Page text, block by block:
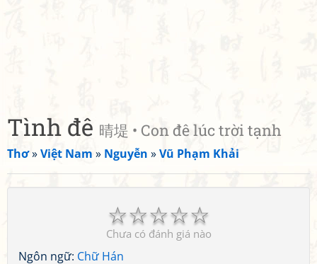
Tình đê 晴堤 • Con đê lúc trời tạnh
Thơ»Việt Nam » Nguyễn »Vũ Phạm Khải
☆
☆
☆
☆
☆
Chưa có đánh giá nào
Ngôn ngữ: Chữ Hán